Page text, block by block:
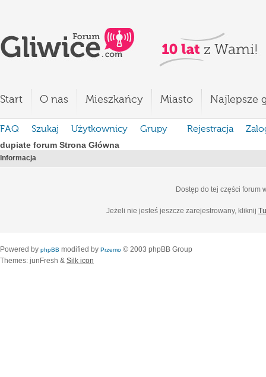
Start O nas Mieszkańcy Miasto Najlepsze
FAQ Szukaj Użytkownicy Grupy Rejestracja
dupiate forum Strona Główna
Informacja
Dostęp do tej części forum
Jeżeli nie jesteś jeszcze zarejestrowany, kliknij
Powered by phpBB modified by Przemo © 2003 phpBB Group
Themes: junFresh & Silk icon